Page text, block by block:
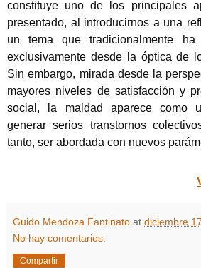
constituye uno de los principales
presentado, al introducirnos a una
un tema que tradicionalmente
exclusivamente desde la óptica de
Sin embargo, mirada desde la
mayores niveles de satisfacción y
social, la maldad aparece como
generar serios transtornos
tanto, ser abordada con nuevos
Guido Mendoza Fantinato at diciembre
No hay comentarios:
Compartir